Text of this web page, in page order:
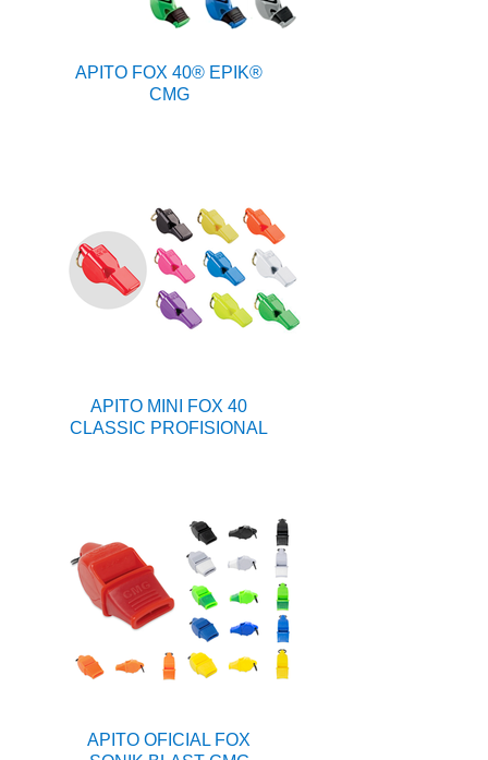
APITO FOX 40® EPIK®
CMG
APITO MINI FOX 40
CLASSIC PROFISIONAL
APITO OFICIAL FOX